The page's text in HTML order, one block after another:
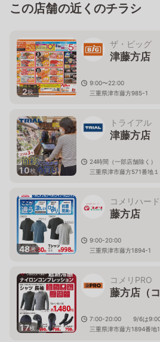
この店舗の近くのチラシ
2枚
ザ・ビッグ
津藤方店
9:00〜22:00
三重県津市藤方985-1
10枚
トライアル
津藤方店
24時間（一部店舗除く）
三重県津市藤方571番地１
48枚
コメリハー
藤方店
9:00-20:00
三重県津市藤方1894-1
17枚
コメリPRO
藤方店（
7:00-20:00 9/6は
三重県津市藤方1894番地1